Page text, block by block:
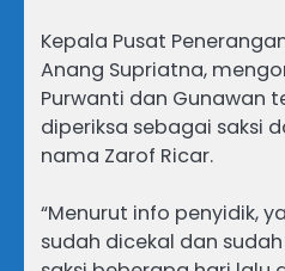
Kepala Pusat
Anang Supriatna,
Purwanti dan Gunawan
diperiksa sebagai saksi
nama Zarof Ricar.
“Menurut info penyidik,
sudah dicekal dan